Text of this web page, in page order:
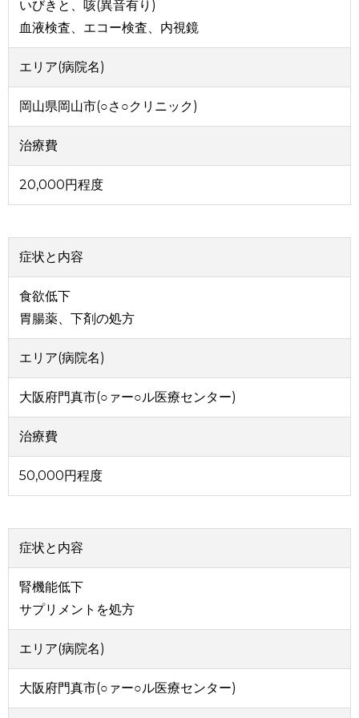
いびきと、咳(異音有り)
血液検査、エコー検査、内視鏡
エリア(病院名)
岡山県岡山市(○さ○クリニック)
治療費
20,000円程度
症状と内容
食欲低下
胃腸薬、下剤の処方
エリア(病院名)
大阪府門真市(○ァー○ル医療センター)
治療費
50,000円程度
症状と内容
腎機能低下
サプリメントを処方
エリア(病院名)
大阪府門真市(○ァー○ル医療センター)